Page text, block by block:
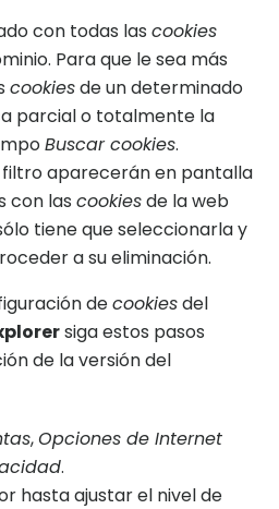
con todas las cookies
Para que le sea más
cookiesde un determinado
parcial o totalmente la
Buscar cookies.
aparecerán en pantalla
con las cookiesde la web
tiene que seleccionarla y
a su eliminación.
decookiesdel
siga estos pasos
de la versión del
,Opciones de Internet
.
hasta ajustar el nivel de